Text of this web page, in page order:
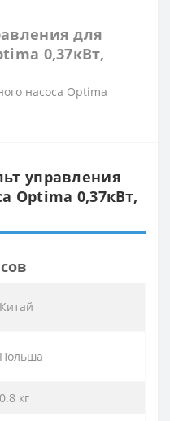
для
0,37кВт,
насоса Optima
управления
Optima 0,37кВт,
Китай
Польша
0.8 кг